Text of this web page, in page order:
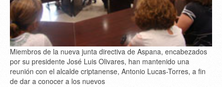
Miembros de la nueva junta directiva de Aspana, encabezados
por su presidente José Luis Olivares, han mantenido una
reunión con el alcalde criptanense, Antonio Lucas-Torres, a fin
de dar a conocer a los nuevos